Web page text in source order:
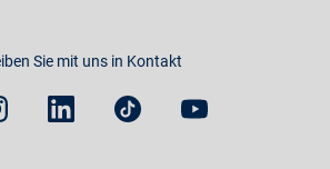
Sie mit uns in Kontakt